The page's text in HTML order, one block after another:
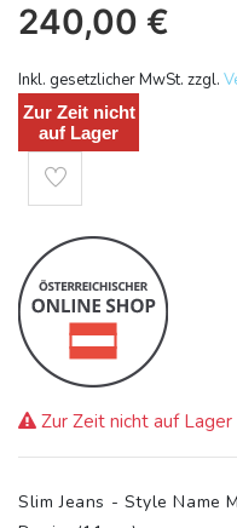
240,00 €
Inkl. gesetzlicher MwSt. zzgl.
Zur Zeit nicht
auf Lager
Zur Zeit nicht auf Lager
Slim Jeans - Style Name